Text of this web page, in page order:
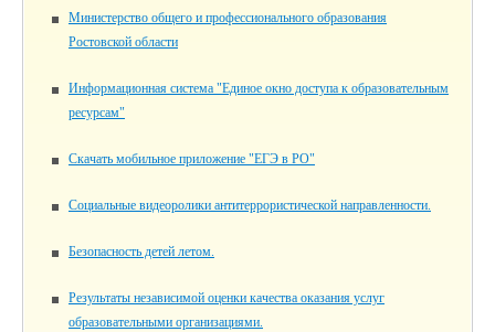
Министерство общего и профессионального образования
Ростовской области
Информационная система "Единое окно доступа к образовательным
ресурсам"
Скачать мобильное приложение "ЕГЭ в РО"
Социальные видеоролики антитеррористической направленности.
Безопасность детей летом.
Результаты независимой оценки качества оказания услуг
образовательными организациями.